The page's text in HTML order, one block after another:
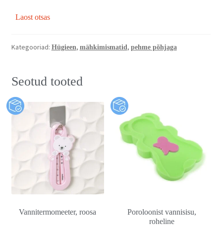
Laost otsas
Kategooriad: Hügieen, mähkimismatid, pehme põhjaga
Seotud tooted
Vannitermomeeter, roosa
Poroloonist vannisisu,
roheline